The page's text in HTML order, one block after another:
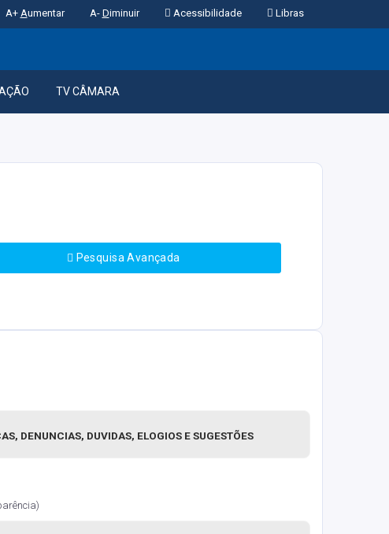
A+ Aumentar A- Diminuir Acessibilidade Libras
TV CÂMARA
Pesquisa Avançada
DENUNCIAS, DUVIDAS, ELOGIOS E SUGESTÕES